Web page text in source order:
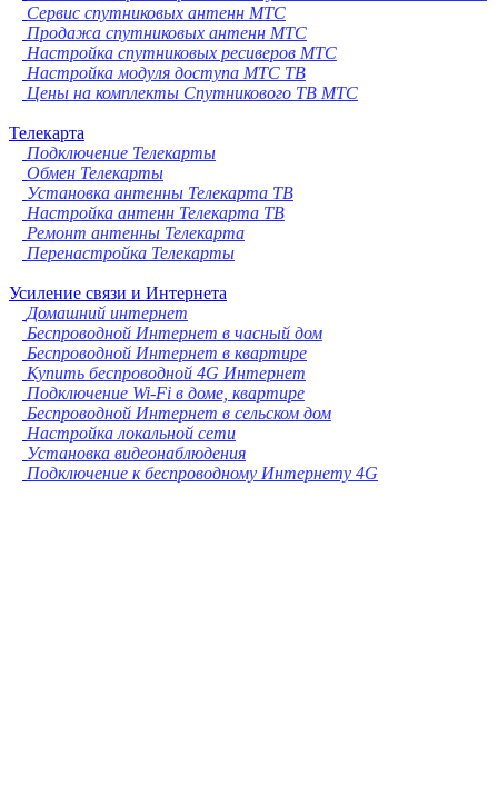
Сервис спутниковых антенн МТС
Продажа спутниковых антенн МТС
Настройка спутниковых ресиверов МТС
Настройка модуля доступа МТС ТВ
Цены на комплекты Спутникового ТВ МТС
Телекарта
Подключение Телекарты
Обмен Телекарты
Установка антенны Телекарта ТВ
Настройка антенн Телекарта ТВ
Ремонт антенны Телекарта
Перенастройка Телекарты
Усиление связи и Интернета
Домашний интернет
Беспроводной Интернет в часный дом
Беспроводной Интернет в квартире
Купить беспроводной 4G Интернет
Подключение Wi-Fi в доме, квартире
Беспроводной Интернет в сельском дом
Настройка локальной сети
Установка видеонаблюдения
Подключение к беспроводному Интернету 4G